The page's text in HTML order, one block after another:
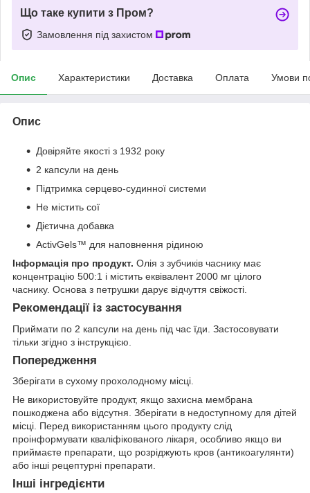
Що таке купити з Пром?
Замовлення під захистом
Опис Характеристики Доставка Оплата Умови
Опис
Довіряйте якості з 1932 року
2 капсули на день
Підтримка серцево-судинної системи
Не містить сої
Дієтична добавка
ActivGels™ для наповнення рідиною
Інформація про продукт. Олія з зубчиків часнику має
концентрацію 500:1 і містить еквівалент 2000 мг цілого
часнику. Основа з петрушки дарує відчуття свіжості.
Рекомендації із застосування
Приймати по 2 капсули на день під час їди. Застосовувати
тільки згідно з інструкцією.
Попередження
Зберігати в сухому прохолодному місці.
Не використовуйте продукт, якщо захисна мембрана
пошкоджена або відсутня. Зберігати в недоступному для дітей
місці. Перед використанням цього продукту слід
проінформувати кваліфікованого лікаря, особливо якщо ви
приймаєте препарати, що розріджують кров (антикоагулянти)
або інші рецептурні препарати.
Інші інгредієнти